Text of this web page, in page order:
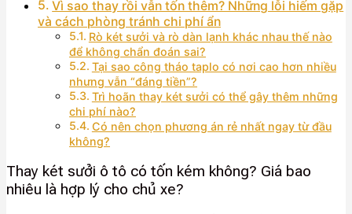
Vì sao thay rồi vẫn tốn thêm? Những lỗi hiếm gặp
và cách phòng tránh chi phí ẩn
Rò két sưởi và rò dàn lạnh khác nhau thế nào
để không chẩn đoán sai?
Tại sao công tháo taplo có nơi cao hơn nhiều
nhưng vẫn “đáng tiền”?
Trì hoãn thay két sưởi có thể gây thêm những
chi phí nào?
Có nên chọn phương án rẻ nhất ngay từ đầu
không?
Thay két sưởi ô tô có tốn kém không? Giá bao
nhiêu là hợp lý cho chủ xe?